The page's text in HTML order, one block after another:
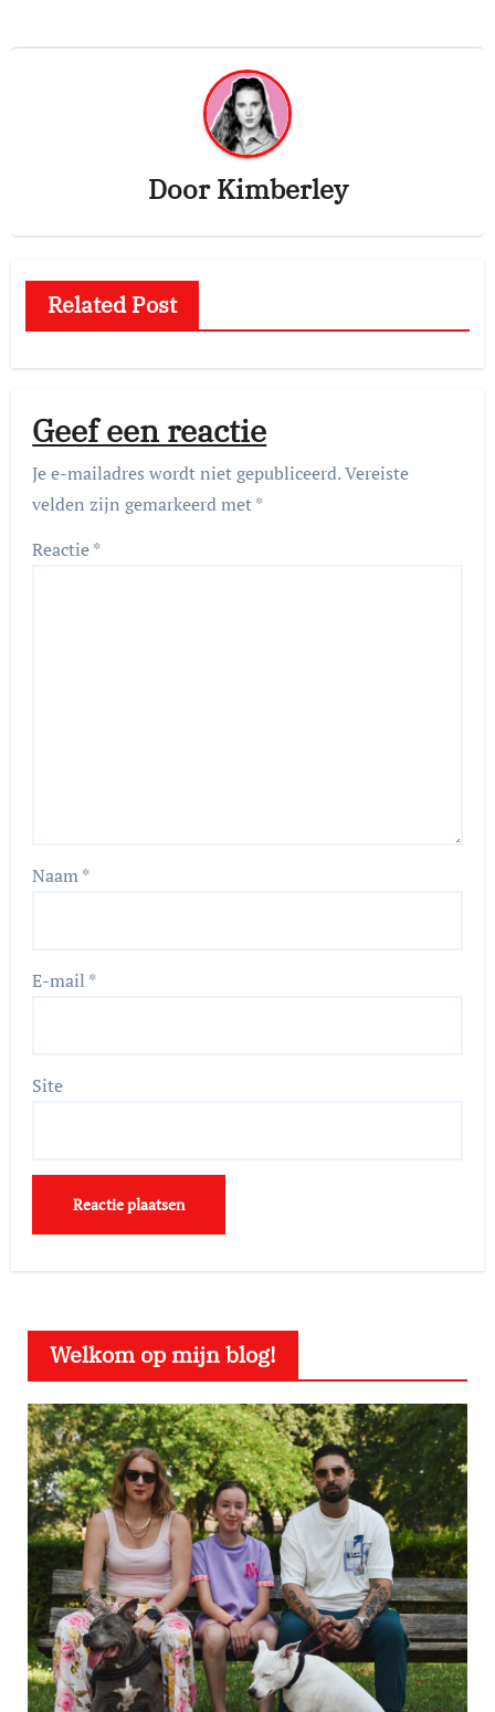
DoorKimberley
Related Post
Geef een reactie
Je e-mailadres wordt niet gepubliceerd.Vereiste
velden zijn gemarkeerd met*
Reactie*
Naam*
E-mail *
Site
Welkom op mijn blog!